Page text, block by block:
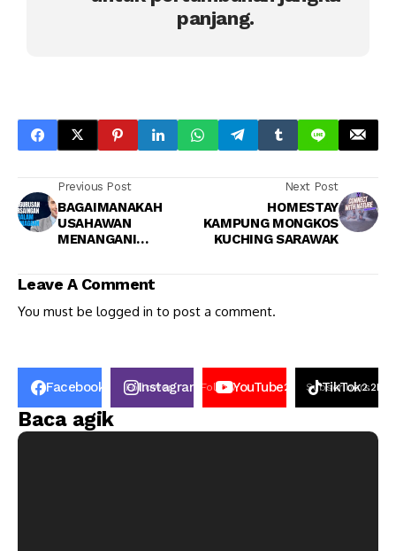
panjang.
Previous Post
BAGAIMANAKAH
USAHAWAN
MENANGANI
Next Post
HOMESTAY
KAMPUNG MONGKOS
KUCHING SARAWAK
Leave A Comment
You must be logged in to post a comment.
Facebook 50KFollower
Instagram FollowYouTube2.6k Subscribers
TikTok2.2K
Baca agik